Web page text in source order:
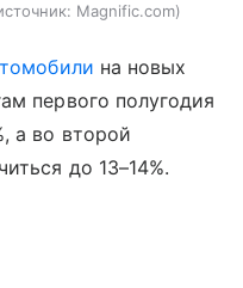
Magnific.com
на новых
первого полугодия
а во второй
до 13–14%.